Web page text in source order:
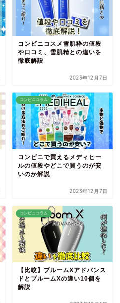
コンビニコスメ雪肌粋の値段
や口コミ、雪肌精との違いを
徹底解説
2023年12月7日
コンビニコラム
コンビニで買えるメディヒー
ルの値段やどこで買うのが安
いのか解説
2023年12月7日
コンビニコラム
【比較】プルームXアドバンス
ドとプルームXの違い10個を
解説